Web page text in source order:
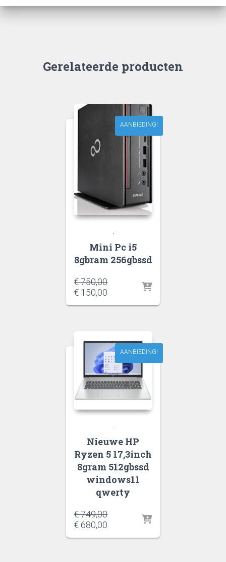
Gerelateerde producten
AANBIEDING!
.
Mini Pc i5
8gbram 256gbssd
€750,00Oorspronkelijke
€ 150,00
AANBIEDING!
.
Nieuwe HP
Ryzen 5 17,3inch
8gram 512gbssd
windows11
qwerty
€749,00Oorspronkelijke
€ 680,00